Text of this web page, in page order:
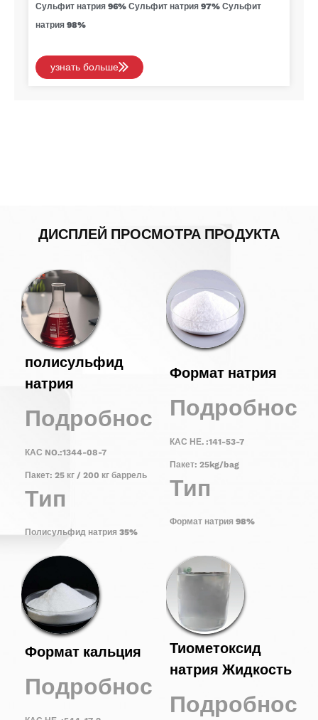
Сульфит натрия 96% Сульфит натрия 97% Сульфит
натрия 98%
узнать больше
ДИСПЛЕЙ ПРОСМОТРА ПРОДУКТА
полисульфид
натрия
Подробности
КАС NO.:1344-08-7
Пакет: 25 кг / 200 кг баррель
Тип
Полисульфид натрия 35%
Формат натрия
КАС НЕ. :141-53-7
Пакет: 25kg/bag
Тип
Формат натрия 98%
Формат кальция
Подробности
Тиометоксид
натрия Жидкость